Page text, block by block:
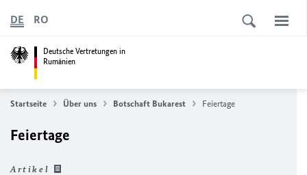
Deutsche Vertretungen in
Rumänien
DE RO
Startseite Über uns Botschaft Bukarest Feiertage
Feiertage
Artikel